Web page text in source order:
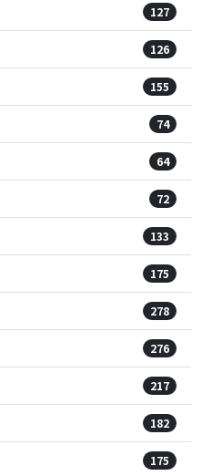
127
126
155
74
64
72
133
175
278
276
217
182
175